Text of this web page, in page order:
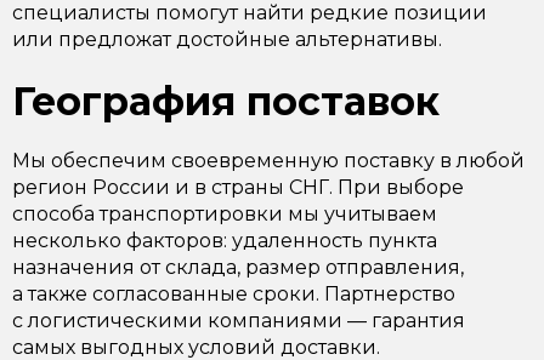
специалисты помогут найти редкие позиции
или предложат достойные альтернативы.
География поставок
Мы обеспечим своевременную поставку в любой
регион России и в страны СНГ. При выборе
способа транспортировки мы учитываем
несколько факторов: удаленность пункта
назначения от склада, размер отправления,
а также согласованные сроки. Партнерство
с логистическими компаниями — гарантия
самых выгодных условий доставки.